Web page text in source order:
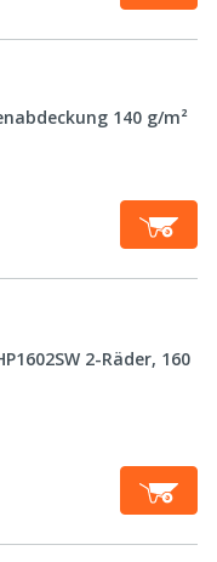
140 g/m²
2-Räder, 160